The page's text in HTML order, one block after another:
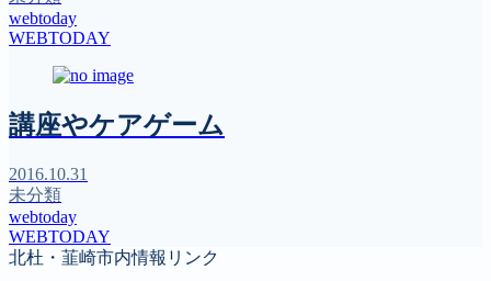
webtoday
WEBTODAY
講座やケアゲーム
2016.10.31
未分類
webtoday
WEBTODAY
北杜・韮崎市内情報リンク